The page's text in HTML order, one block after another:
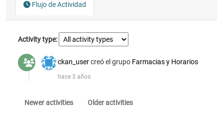
Flujo de Actividad
Activity type
ckan_user creó el grupo Farmacias y Horarios
hace 3 años
Newer activities Older activities